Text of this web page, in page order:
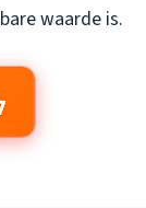
waarde is.